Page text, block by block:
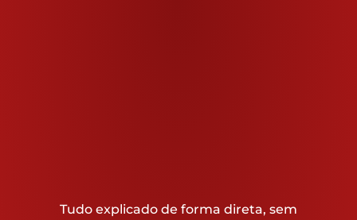
Tudo explicado de forma direta, sem